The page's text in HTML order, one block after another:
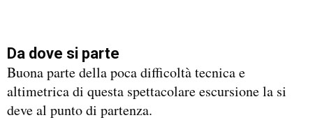
Da dove si parte
Buona parte della poca difficoltà tecnica e
altimetrica di questa spettacolare escursione la si
deve al punto di partenza.